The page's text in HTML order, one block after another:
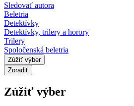
Sledovať autora
Beletria
Detektívky
Detektívky, trilery a horory
Trilery
Spoločenská beletria
Zúžiť výber
Zoradiť
Zúžiť výber